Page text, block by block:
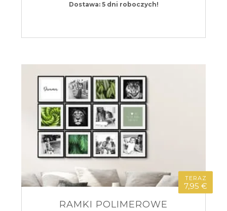
Dostawa: 5 dni roboczych!
TERAZ
7,95 €
RAMKI POLIMEROWE